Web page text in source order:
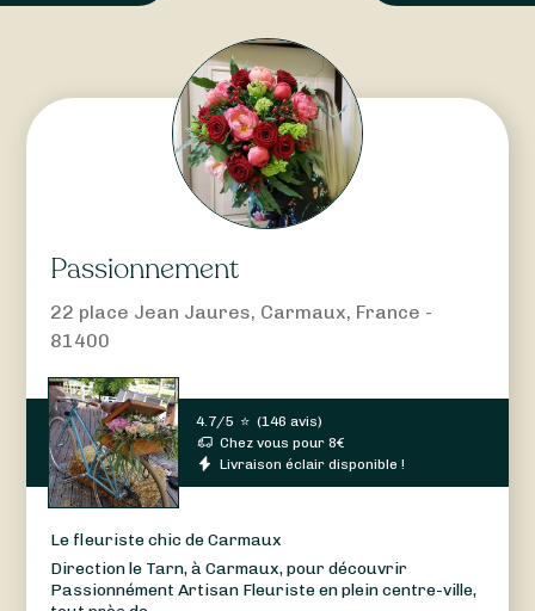
Passionnement
22 place Jean Jaures, Carmaux, France -
81400
4.7/5 ⭐ (146 avis)
Chez vous pour8€
Livraison éclair disponible !
Le fleuriste chic de Carmaux
Direction le Tarn, à Carmaux, pour découvrir
Passionnément Artisan Fleuriste en plein centre-ville,